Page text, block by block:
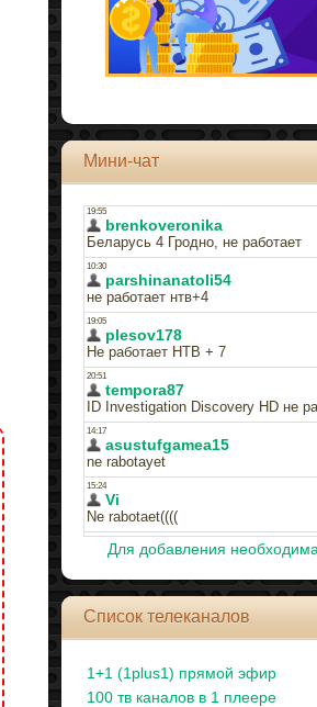
Мини-чат
Для добавления
Список телеканалов
1+1 (1plus1) прямой эфир
100 тв каналов в 1 плеере